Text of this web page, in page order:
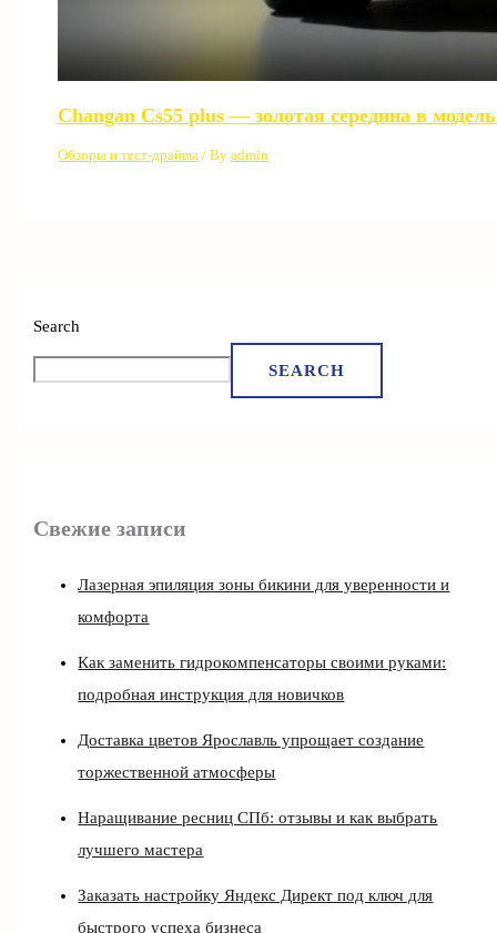
Search
SEARCH
Свежие записи
Лазерная эпиляция зоны бикини для уверенности и
комфорта
Как заменить гидрокомпенсаторы своими руками:
подробная инструкция для новичков
Доставка цветов Ярославль упрощает создание
торжественной атмосферы
Наращивание ресниц СПб: отзывы и как выбрать
лучшего мастера
Заказать настройку Яндекс Директ под ключ для
быстрого успеха бизнеса
Changan Cs55 plus — золотая середина в
Обзоры и тест-драйвы / Byadmin